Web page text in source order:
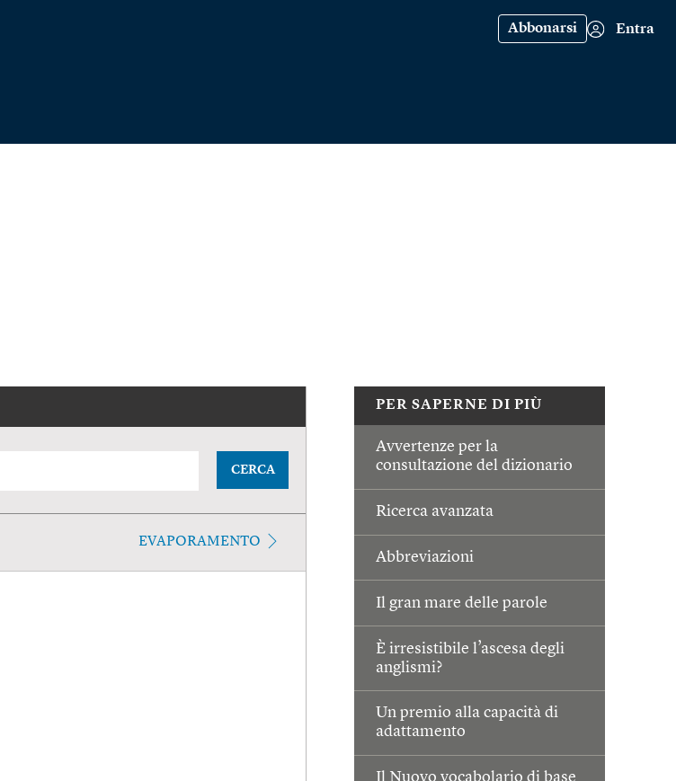
Abbonarsi Entra
PER SAPERNE DI PIÙ
Avvertenze per la
consultazione del dizionario
Ricerca avanzata
Abbreviazioni
Il gran mare delle parole
È irresistibile l’ascesa degli
anglismi?
Un premio alla capacità di
adattamento
Il Nuovo vocabolario di base
CERCA
EVAPORAMENTO